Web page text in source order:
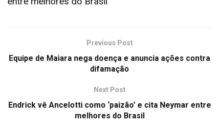
Previous Post
Equipe de Maiara nega doença e anuncia ações contra
difamação
Next Post
Endrick vê Ancelotti como ‘paizão’ e cita Neymar entre
melhores do Brasil